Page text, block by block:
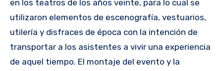
en los teatros de los años veinte, para lo cual se
utilizaron elementos de escenografía, vestuarios,
utilería y disfraces de época con la intención de
transportar a los asistentes a vivir una experiencia
de aquel tiempo. El montaje del evento y la